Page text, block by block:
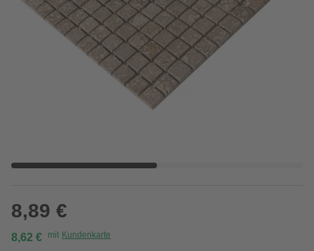
8,89 €
8,62 € mit Kundenkarte